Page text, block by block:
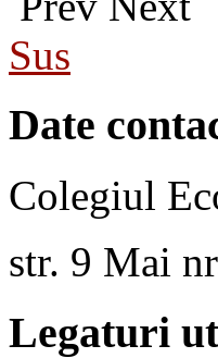
Sus
Date
Colegiul
str. 9 Mai
Legaturi